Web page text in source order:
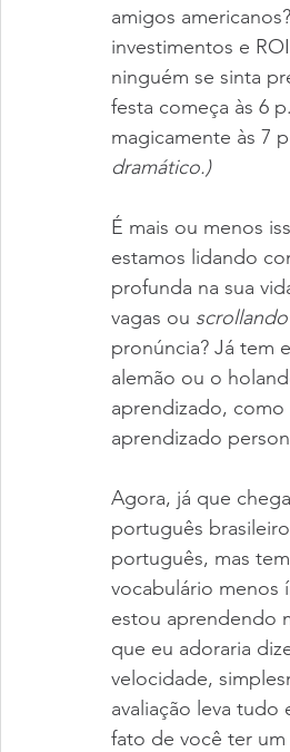
amigos
investimentos e
ninguém se sinta
festa começa às 6
magicamente às 7
dramático.)
É mais ou menos
estamos lidando
profunda na sua
vagas ou scrollando
pronúncia? Já tem
alemão ou o
aprendizado,
aprendizado
Agora, já que
português
português, mas
vocabulário menos
estou aprendendo
que eu adoraria
velocidade,
avaliação leva tudo
fato de você ter